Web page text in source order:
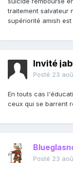
traitement salvateur
supériorité amish
Invité
Posté 23
En touts cas
ceux qui se barrent
Posté 23